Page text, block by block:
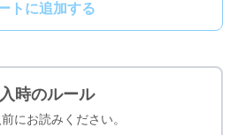
トに追加する
時のルール
にお読みください。